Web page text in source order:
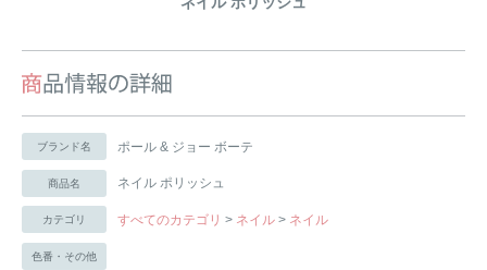
ブランド名 ポール & ジョー ボーテ
商品名 ネイル ポリッシュ
カテゴリ すべてのカテゴリ > ネイル > ネイル
色番・その他